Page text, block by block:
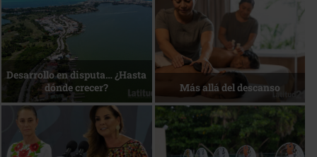
Bottega, un viaje servido a la
mesa
Energía que Impulsa la
competitividad